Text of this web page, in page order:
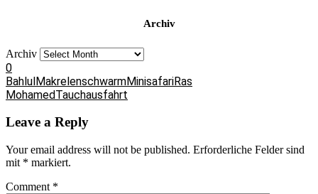
Archiv
Archiv
0
BahlulMakrelenschwarmMinisafariRas
MohamedTauchausfahrt
Leave a Reply
Your email address will not be published. Erforderliche Felder sind
mit * markiert.
Comment *